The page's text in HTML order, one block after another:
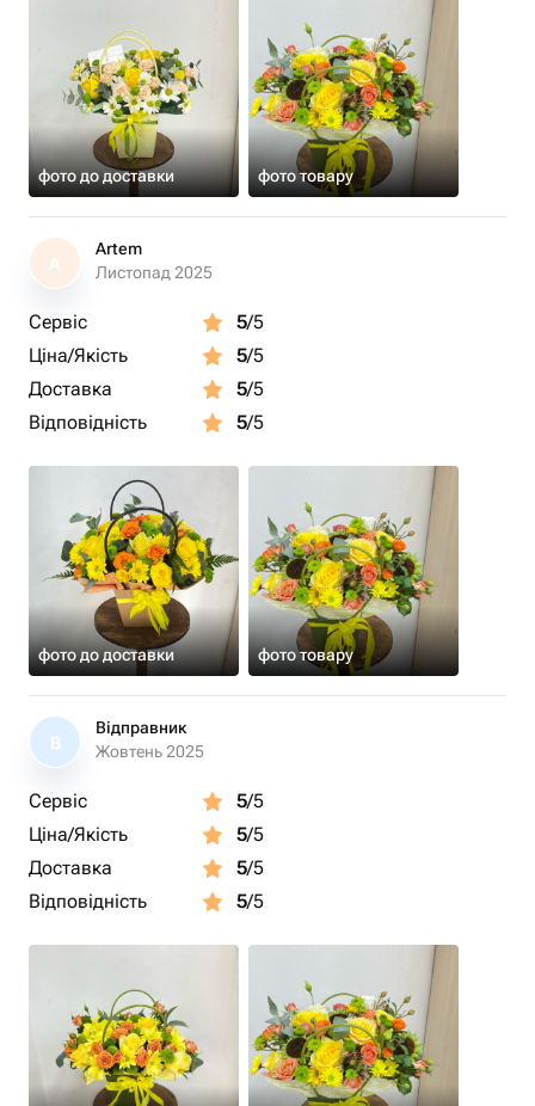
фото до доставки фото товару
A
Artem
Листопад 2025
Сервіс 5/5
Ціна/Якість
5/5
Доставка
5/5
Відповідність
5/5
фото до доставки фото товару
В
Відправник
Жовтень 2025
Сервіс 5/5
Ціна/Якість
5/5
Доставка
5/5
Відповідність
5/5